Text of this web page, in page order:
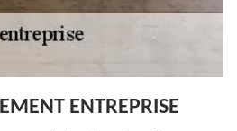
ENTREPRISE